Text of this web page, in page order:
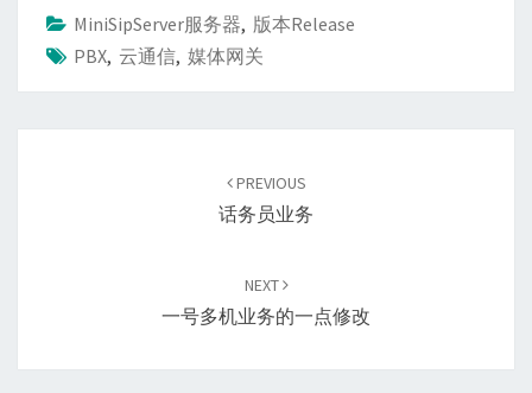
MiniSipServer服务器, 版本Release
PBX, 云通信, 媒体网关
PREVIOUS
话务员业务
NEXT
一号多机业务的一点修改